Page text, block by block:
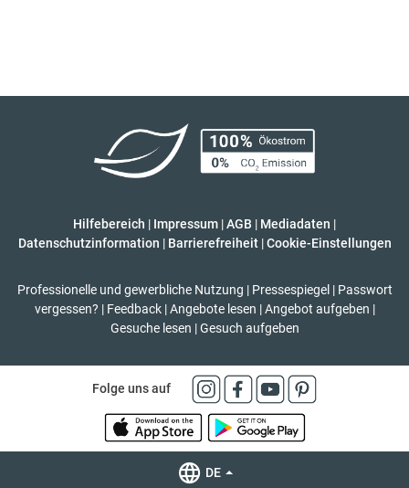
Hilfebereich | Impressum |AGB | Mediadaten |
Datenschutzinformation | Barrierefreiheit | Cookie-Einstellungen
Professionelle und gewerbliche Nutzung | Pressespiegel | Passwort
vergessen? | Feedback | Angebote lesen | Angebot aufgeben |
Gesuche lesen | Gesuch aufgeben
Folge uns auf
DE